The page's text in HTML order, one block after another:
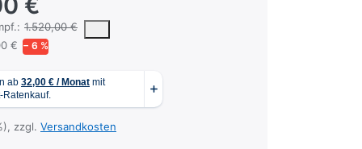
1.520,00 €
oder empfohlene Verkaufspreis eines Produkts, wie
€ − 6 %
zzgl. Versandkosten